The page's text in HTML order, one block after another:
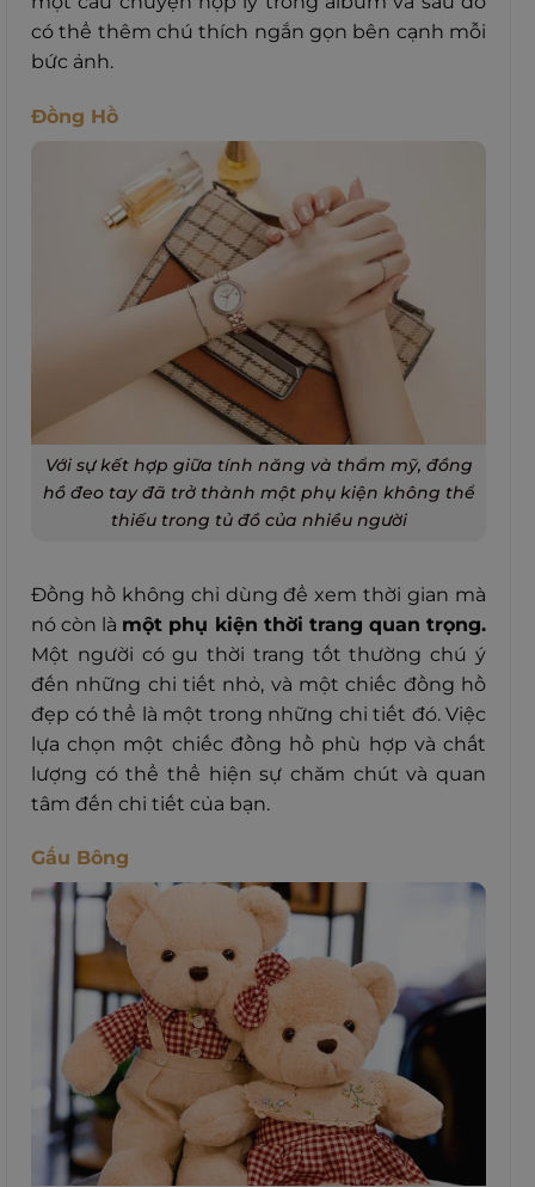
có thể thêm chú thích ngắn gọn bên cạnh mỗi
bức ảnh.
Đồng Hồ
Với sự kết hợp giữa tính năng và thẩm mỹ, đồng
hồ đeo tay đã trở thành một phụ kiện không thể
thiếu trong tủ đồ của nhiều người
Đồng hồ không chỉ dùng để xem thời gian mà
nó còn là một phụ kiện thời trang quan trọng.
Một người có gu thời trang tốt thường chú ý
đến những chi tiết nhỏ, và một chiếc đồng hồ
đẹp có thể là một trong những chi tiết đó. Việc
lựa chọn một chiếc đồng hồ phù hợp và chất
lượng có thể thể hiện sự chăm chút và quan
tâm đến chi tiết của bạn.
Gấu Bông